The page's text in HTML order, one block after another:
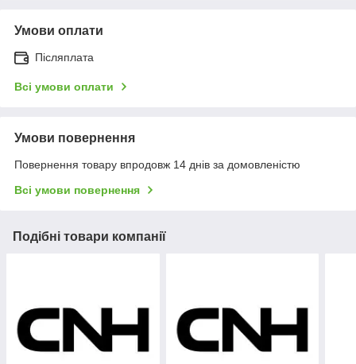
Умови оплати
Післяплата
Всі умови оплати
Умови повернення
Повернення товару впродовж 14 днів за домовленістю
Всі умови повернення
Подібні товари компанії